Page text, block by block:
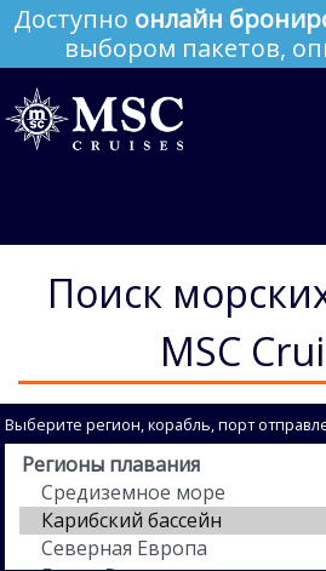
Доступно онлайн
выбором пакетов,
Поиск
MSC
Выберите регион, корабль, порт